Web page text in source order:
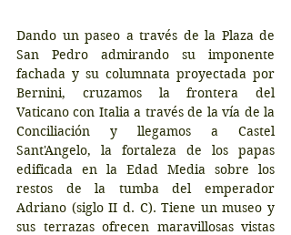
Dando un paseo a través de la Plaza de
San Pedro admirando su imponente
fachada y su columnata proyectada por
Bernini, cruzamos la frontera del
Vaticano con Italia a través de la vía de la
Conciliación y llegamos a Castel
Sant'Angelo, la fortaleza de los papas
edificada en la Edad Media sobre los
restos de la tumba del emperador
Adriano (siglo II d. C). Tiene un museo y
sus terrazas ofrecen maravillosas vistas